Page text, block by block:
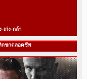
เก่ง-กล้า
ลิกชกตลอดชีพ